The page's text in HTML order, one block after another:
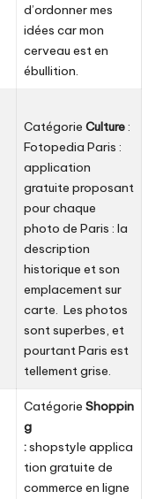
d’ordonner mes
idées car mon
cerveau est en
ébullition.
Catégorie Culture:
Fotopedia Paris :
application
gratuite proposant
pour chaque
photo de Paris : la
description
historique et son
emplacement sur
carte. Les photos
sont superbes, et
pourtant Paris est
tellement grise.
Catégorie Shoppin
g
:shopstyle applica
tion gratuite de
commerce en ligne